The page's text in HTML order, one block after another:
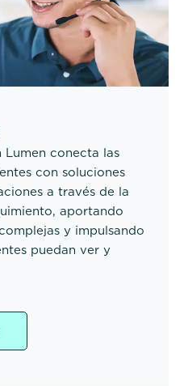
Lumen conecta las
con soluciones
a través de la
aportando
y impulsando
puedan ver y